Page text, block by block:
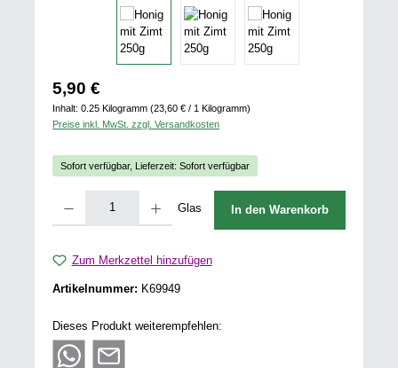
Regulärer Preis:
5,90 €
Inhalt:0.25 Kilogramm(23,60 € / 1 Kilogramm)
Preise inkl. MwSt. zzgl. Versandkosten
Sofort verfügbar, Lieferzeit: Sofort verfügbar
Glas In den Warenkorb
Zum Merkzettel hinzufügen
Artikelnummer: K69949
Dieses Produkt weiterempfehlen: